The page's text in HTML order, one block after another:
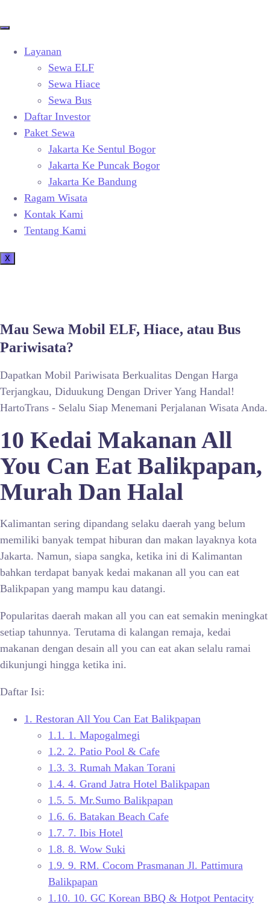
Layanan
Sewa ELF
Sewa Hiace
Sewa Bus
Daftar Investor
Paket Sewa
Jakarta Ke Sentul Bogor
Jakarta Ke Puncak Bogor
Jakarta Ke Bandung
Ragam Wisata
Kontak Kami
Tentang Kami
X
Mau Sewa Mobil ELF, Hiace, atau Bus
Pariwisata?
Dapatkan Mobil Pariwisata Berkualitas Dengan Harga
Terjangkau, Diduukung Dengan Driver Yang Handal!
HartoTrans - Selalu Siap Menemani Perjalanan Wisata Anda.
10 Kedai Makanan All
You Can Eat Balikpapan,
Murah Dan Halal
Kalimantan sering dipandang selaku daerah yang belum
memiliki banyak tempat hiburan dan makan layaknya kota
Jakarta. Namun, siapa sangka, ketika ini di Kalimantan
bahkan terdapat banyak kedai makanan all you can eat
Balikpapan yang mampu kau datangi.
Popularitas daerah makan all you can eat semakin meningkat
setiap tahunnya. Terutama di kalangan remaja, kedai
makanan dengan desain all you can eat akan selalu ramai
dikunjungi hingga ketika ini.
Daftar Isi:
1. Restoran All You Can Eat Balikpapan
1.1. 1. Mapogalmegi
1.2. 2. Patio Pool & Cafe
1.3. 3. Rumah Makan Torani
1.4. 4. Grand Jatra Hotel Balikpapan
1.5. 5. Mr.Sumo Balikpapan
1.6. 6. Batakan Beach Cafe
1.7. 7. Ibis Hotel
1.8. 8. Wow Suki
1.9. 9. RM. Cocom Prasmanan Jl. Pattimura
Balikpapan
1.10. 10. GC Korean BBQ & Hotpot Pentacity